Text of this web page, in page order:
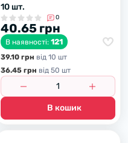
10 шт.
0
40.65 грн
В наявності: 121
39.10 грн вiд 10 шт
36.45 грн вiд 50 шт
В кошик